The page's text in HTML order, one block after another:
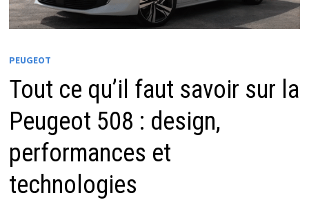
PEUGEOT
Tout ce qu’il faut savoir sur la
Peugeot 508 : design,
performances et
technologies